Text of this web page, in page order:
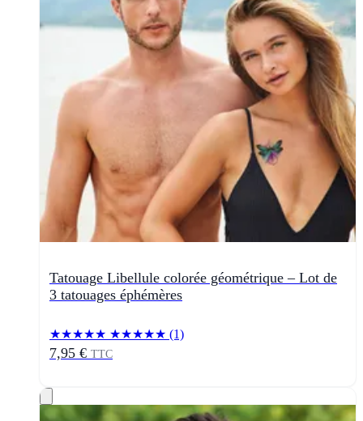
Tatouage Libellule colorée géométrique – Lot de
3 tatouages éphémères
★★★★★ ★★★★★ (1)
7,95 € TTC